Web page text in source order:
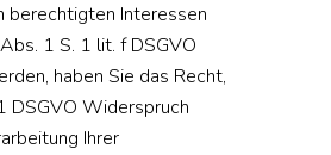
berechtigten Interessen
1 S. 1 lit. f DSGVO
haben Sie das Recht,
DSGVO Widerspruch
Ihrer